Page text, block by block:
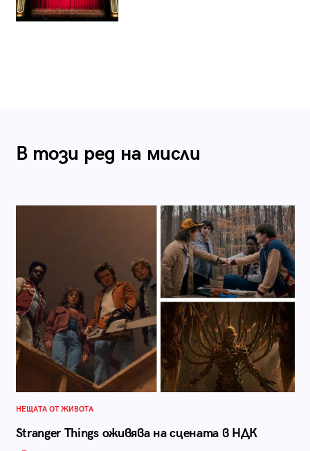
В този ред на мисли
НЕЩАТА ОТ ЖИВОТА
Stranger Things оживява на сцената в НДК